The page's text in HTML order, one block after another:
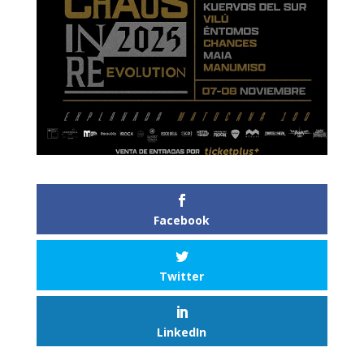
Facebook
Twitter
LinkedIn